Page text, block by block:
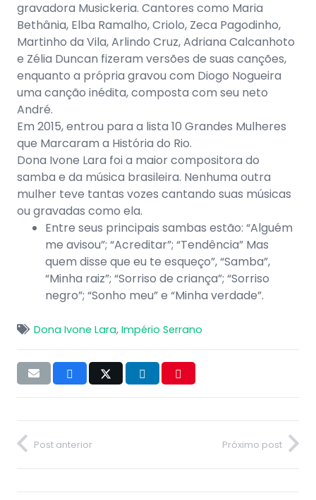
gravadora Musickeria. Cantores como Maria
Bethânia, Elba Ramalho, Criolo, Zeca Pagodinho,
Martinho da Vila, Arlindo Cruz, Adriana Calcanhoto
e Zélia Duncan fizeram versões de suas canções,
enquanto a própria gravou com Diogo Nogueira
uma canção inédita, composta com seu neto
André.
Em 2015, entrou para a lista 10 Grandes Mulheres
que Marcaram a História do Rio.
Dona Ivone Lara foi a maior compositora do
samba e da música brasileira. Nenhuma outra
mulher teve tantas vozes cantando suas músicas
ou gravadas como ela.
Entre seus principais sambas estão: “Alguém
me avisou”; “Acreditar”; “Tendência” Mas
quem disse que eu te esqueço”, “Samba”,
“Minha raiz”; “Sorriso de criança”; “Sorriso
negro”; “Sonho meu” e “Minha verdade”.
Dona Ivone Lara, Império Serrano
Post anterior Próximo post